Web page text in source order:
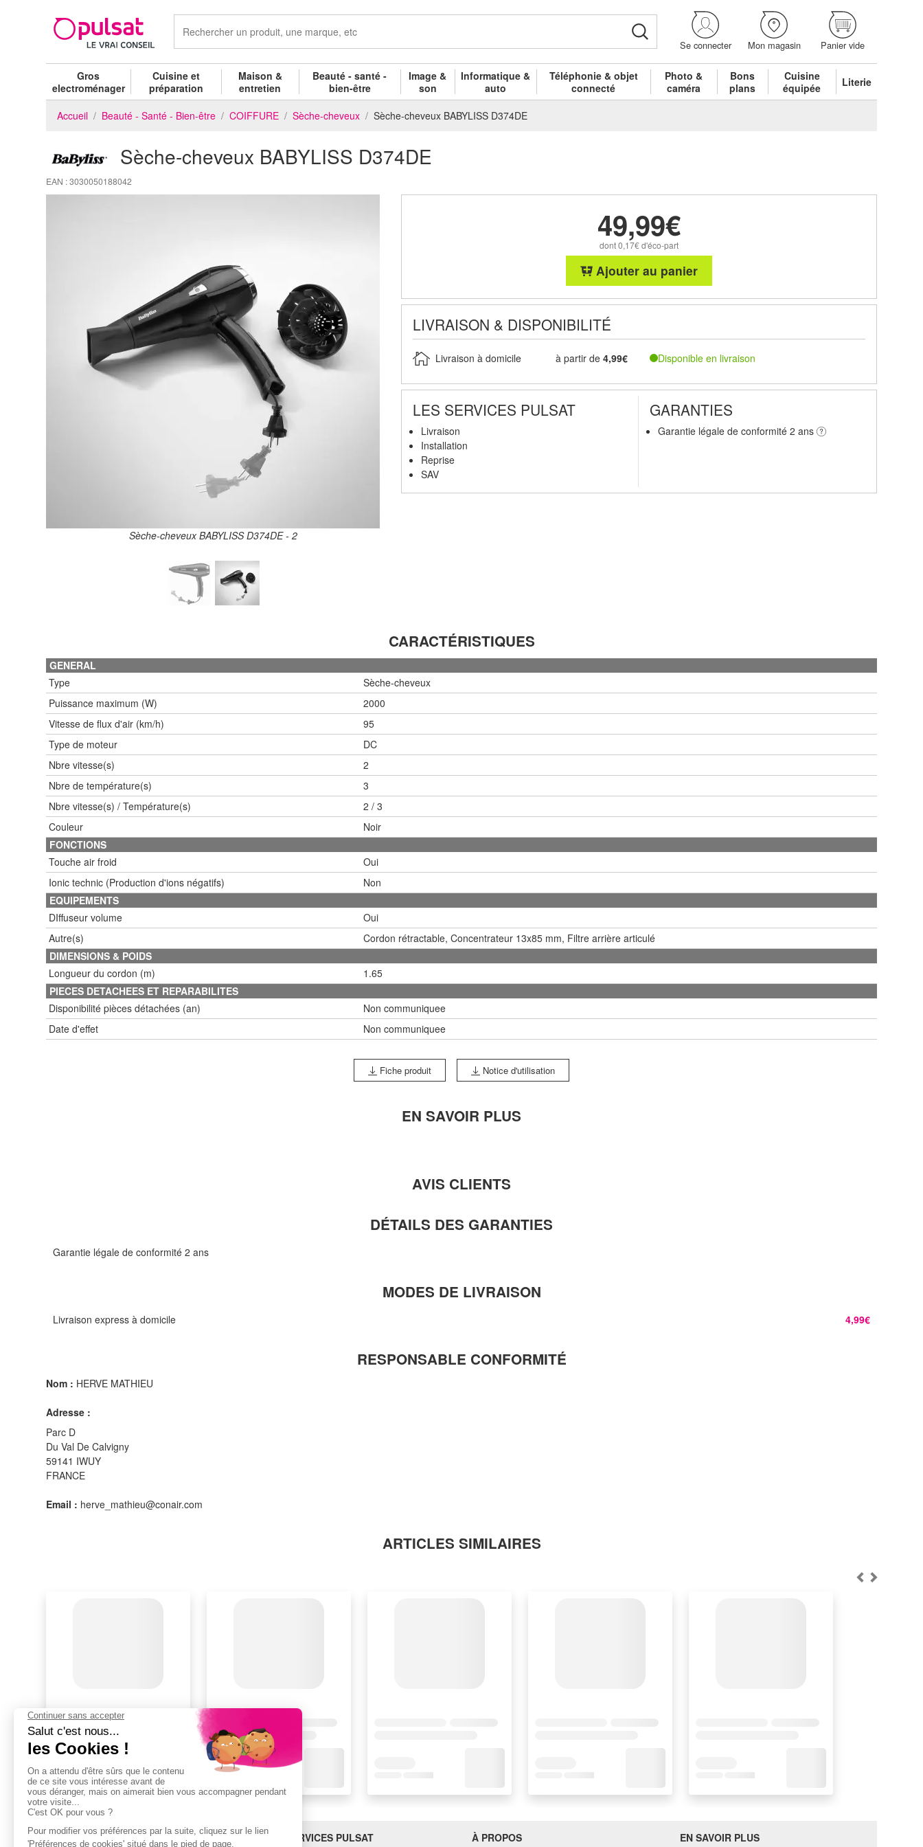
Se connecter Mon magasin Panier vide
Gros
electroménager
Cuisine et
préparation
Maison &
entretien
Beauté - santé -
bien-être
Image &
son
Informatique &
auto
Téléphonie & objet
connecté
Photo &
caméra
Bons
plans
Cuisine
équipée
Literie
Accueil Beauté - Santé - Bien-être COIFFURE Sèche-cheveux Sèche-cheveux BABYLISS D374DE
Sèche-cheveux BABYLISS D374DE
EAN : 3030050188042
Sèche-cheveux BABYLISS D374DE - 2
49,99€
dont 0,17€ d'éco-part
Ajouter au panier
LIVRAISON & DISPONIBILITÉ
Livraison à domicile à partir de4,99€ Disponible en livraison
LES SERVICES PULSAT
Livraison
Installation
Reprise
SAV
GARANTIES
Garantie légale de conformité 2 ans
CARACTÉRISTIQUES
GENERAL
Type
Sèche-cheveux
Puissance maximum (W)
2000
Vitesse de flux d'air (km/h)
95
Type de moteur
DC
Nbre vitesse(s)
2
Nbre de température(s)
3
Nbre vitesse(s) / Température(s)
2 / 3
Couleur
Noir
FONCTIONS
Touche air froid
Oui
Ionic technic (Production d'ions négatifs)
Non
EQUIPEMENTS
DIffuseur volume
Oui
Autre(s)
Cordon rétractable, Concentrateur 13x85 mm, Filtre arrière articulé
DIMENSIONS & POIDS
Longueur du cordon (m)
1.65
PIECES DETACHEES ET REPARABILITES
Disponibilité pièces détachées (an)
Non communiquee
Date d'effet
Non communiquee
Fiche produit Notice d'utilisation
EN SAVOIR PLUS
AVIS CLIENTS
DÉTAILS DES GARANTIES
Garantie légale de conformité 2 ans
MODES DE LIVRAISON
Livraison express à domicile 4,99€
RESPONSABLE CONFORMITÉ
Nom : HERVE MATHIEU
Adresse :
Parc D
Du Val De Calvigny
59141 IWUY
FRANCE
Email : herve_mathieu@conair.com
ARTICLES SIMILAIRES
BESOIN D'AIDE ? LES SERVICES PULSAT À PROPOS EN SAVOIR PLUS